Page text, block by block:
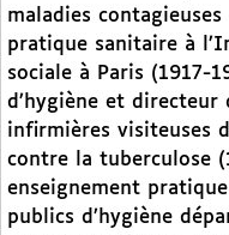
maladies
pratique sanitaire à
sociale à Paris (1917-
d’hygiène et directeur
infirmières visiteuses
contre la tuberculose
enseignement
publics d’hygiène